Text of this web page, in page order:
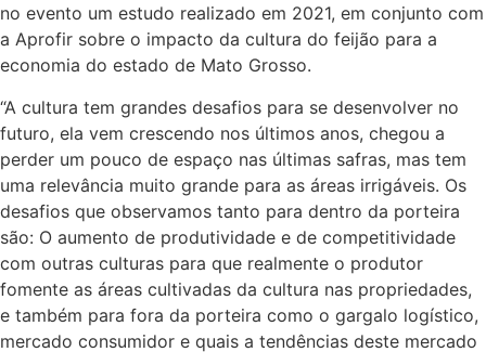
no evento um estudo realizado em 2021, em conjunto com
a Aprofir sobre o impacto da cultura do feijão para a
economia do estado de Mato Grosso.
“A cultura tem grandes desafios para se desenvolver no
futuro, ela vem crescendo nos últimos anos, chegou a
perder um pouco de espaço nas últimas safras, mas tem
uma relevância muito grande para as áreas irrigáveis. Os
desafios que observamos tanto para dentro da porteira
são: O aumento de produtividade e de competitividade
com outras culturas para que realmente o produtor
fomente as áreas cultivadas da cultura nas propriedades,
e também para fora da porteira como o gargalo logístico,
mercado consumidor e quais a tendências deste mercado